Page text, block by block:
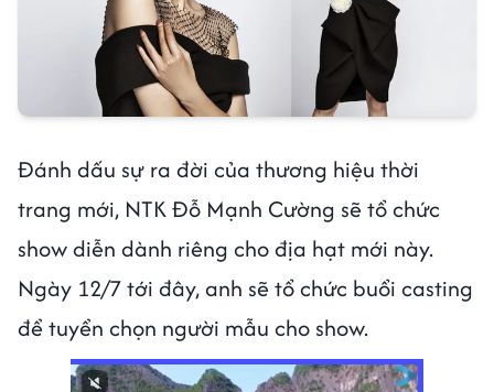
Đánh dấu sự ra đời của thương hiệu thời
trang mới, NTK Đỗ Mạnh Cường sẽ tổ chức
show diễn dành riêng cho địa hạt mới này.
Ngày 12/7 tới đây, anh sẽ tổ chức buổi casting
để tuyển chọn người mẫu cho show.